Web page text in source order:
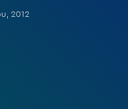
2012